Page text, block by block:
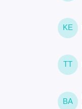
KE
TT
BA